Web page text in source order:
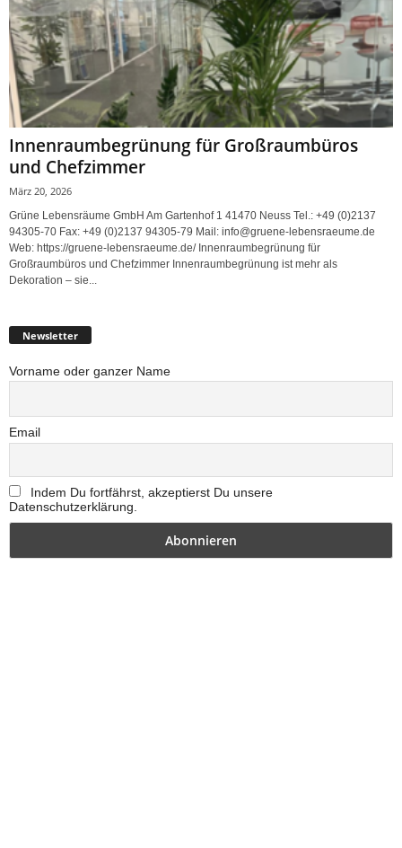
Innenraumbegrünung für Großraumbüros
und Chefzimmer
März 20, 2026
Grüne Lebensräume GmbH Am Gartenhof 1 41470 Neuss Tel.: +49 (0)2137
94305-70 Fax: +49 (0)2137 94305-79 Mail: info@gruene-lebensraeume.de
Web: https://gruene-lebensraeume.de/ Innenraumbegrünung für
Großraumbüros und Chefzimmer Innenraumbegrünung ist mehr als
Dekoration – sie...
Newsletter
Vorname oder ganzer Name
Email
Indem Du fortfährst, akzeptierst Du unsere
Datenschutzerklärung.